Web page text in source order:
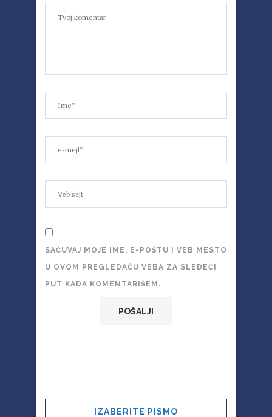
SAČUVAJ MOJE IME, E-POŠTU I VEB MESTO
U OVOM PREGLEDAČU VEBA ZA SLEDEĆI
PUT KADA KOMENTARIŠEM.
IZABERITE PISMO